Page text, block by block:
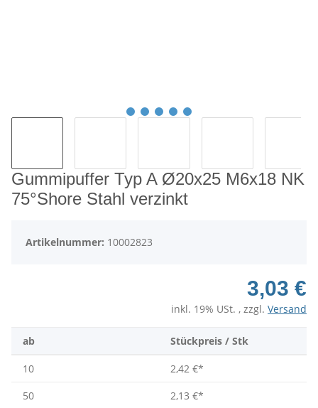
Gummipuffer Typ A Ø20x25 M6x18 NK
75°Shore Stahl verzinkt
Artikelnummer: 10002823
3,03 €
inkl. 19% USt. , zzgl. Versand
ab Stückpreis / Stk
10 2,42 €*
50
2,13 €*